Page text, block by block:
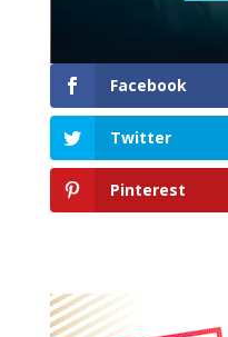
Facebook
Twitter
Pinterest